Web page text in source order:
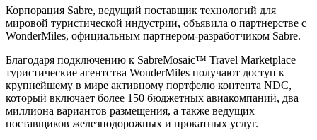
Корпорация Sabre, ведущий поставщик технологий для
мировой туристической индустрии, объявила о партнерстве с
WonderMiles, официальным партнером-разработчиком Sabre.
Благодаря подключению к SabreMosaic™ Travel Marketplace
туристические агентства WonderMiles получают доступ к
крупнейшему в мире активному портфелю контента NDC,
который включает более 150 бюджетных авиакомпаний, два
миллиона вариантов размещения, а также ведущих
поставщиков железнодорожных и прокатных услуг.